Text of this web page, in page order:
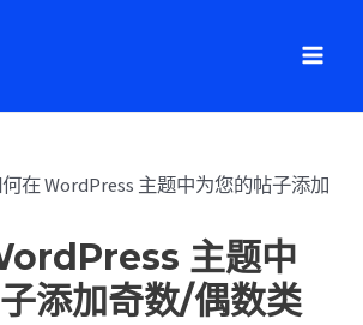
在 WordPress 主题中为您的帖子添加
主题中
添加奇数/偶数类